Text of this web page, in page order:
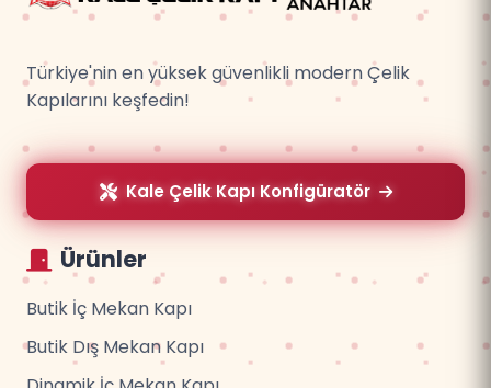
Türkiye'nin en yüksek güvenlikli modern Çelik
Kapılarını keşfedin!
Kale Çelik Kapı Konfigüratör
Ürünler
Butik İç Mekan Kapı
Butik Dış Mekan Kapı